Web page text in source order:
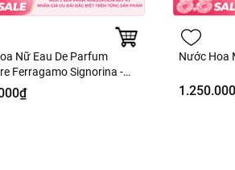
Nữ Eau De Parfum
Ferragamo Signorina -
Ty
Nước Hoa